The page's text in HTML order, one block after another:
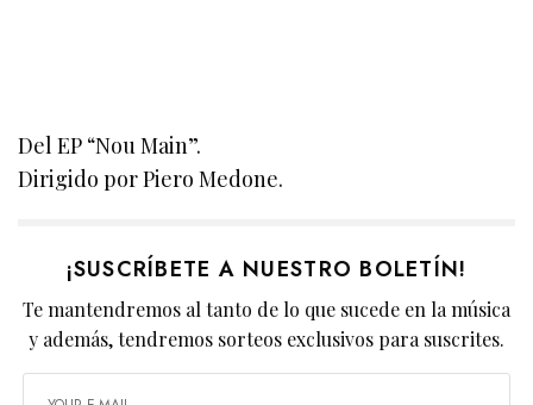
Del EP “Nou Main”.
Dirigido por Piero Medone.
¡SUSCRÍBETE A NUESTRO BOLETÍN!
Te mantendremos al tanto de lo que sucede en la música
y además, tendremos sorteos exclusivos para suscrites.